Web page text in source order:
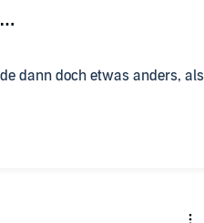
dann doch etwas anders, als
…